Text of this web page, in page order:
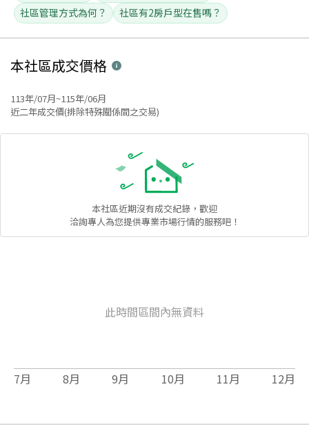
社區管理方式為何？
社區有2房戶型在售嗎？
本社區成交價格
113年/07月~115年/06月
近二年成交價(排除特殊關係間之交易)
本社區近期沒有成交紀錄，歡迎
洽詢專人為您提供專業市場行情的服務吧！
此時間區間內無資料
7月 8月 9月 10月 11月 12月